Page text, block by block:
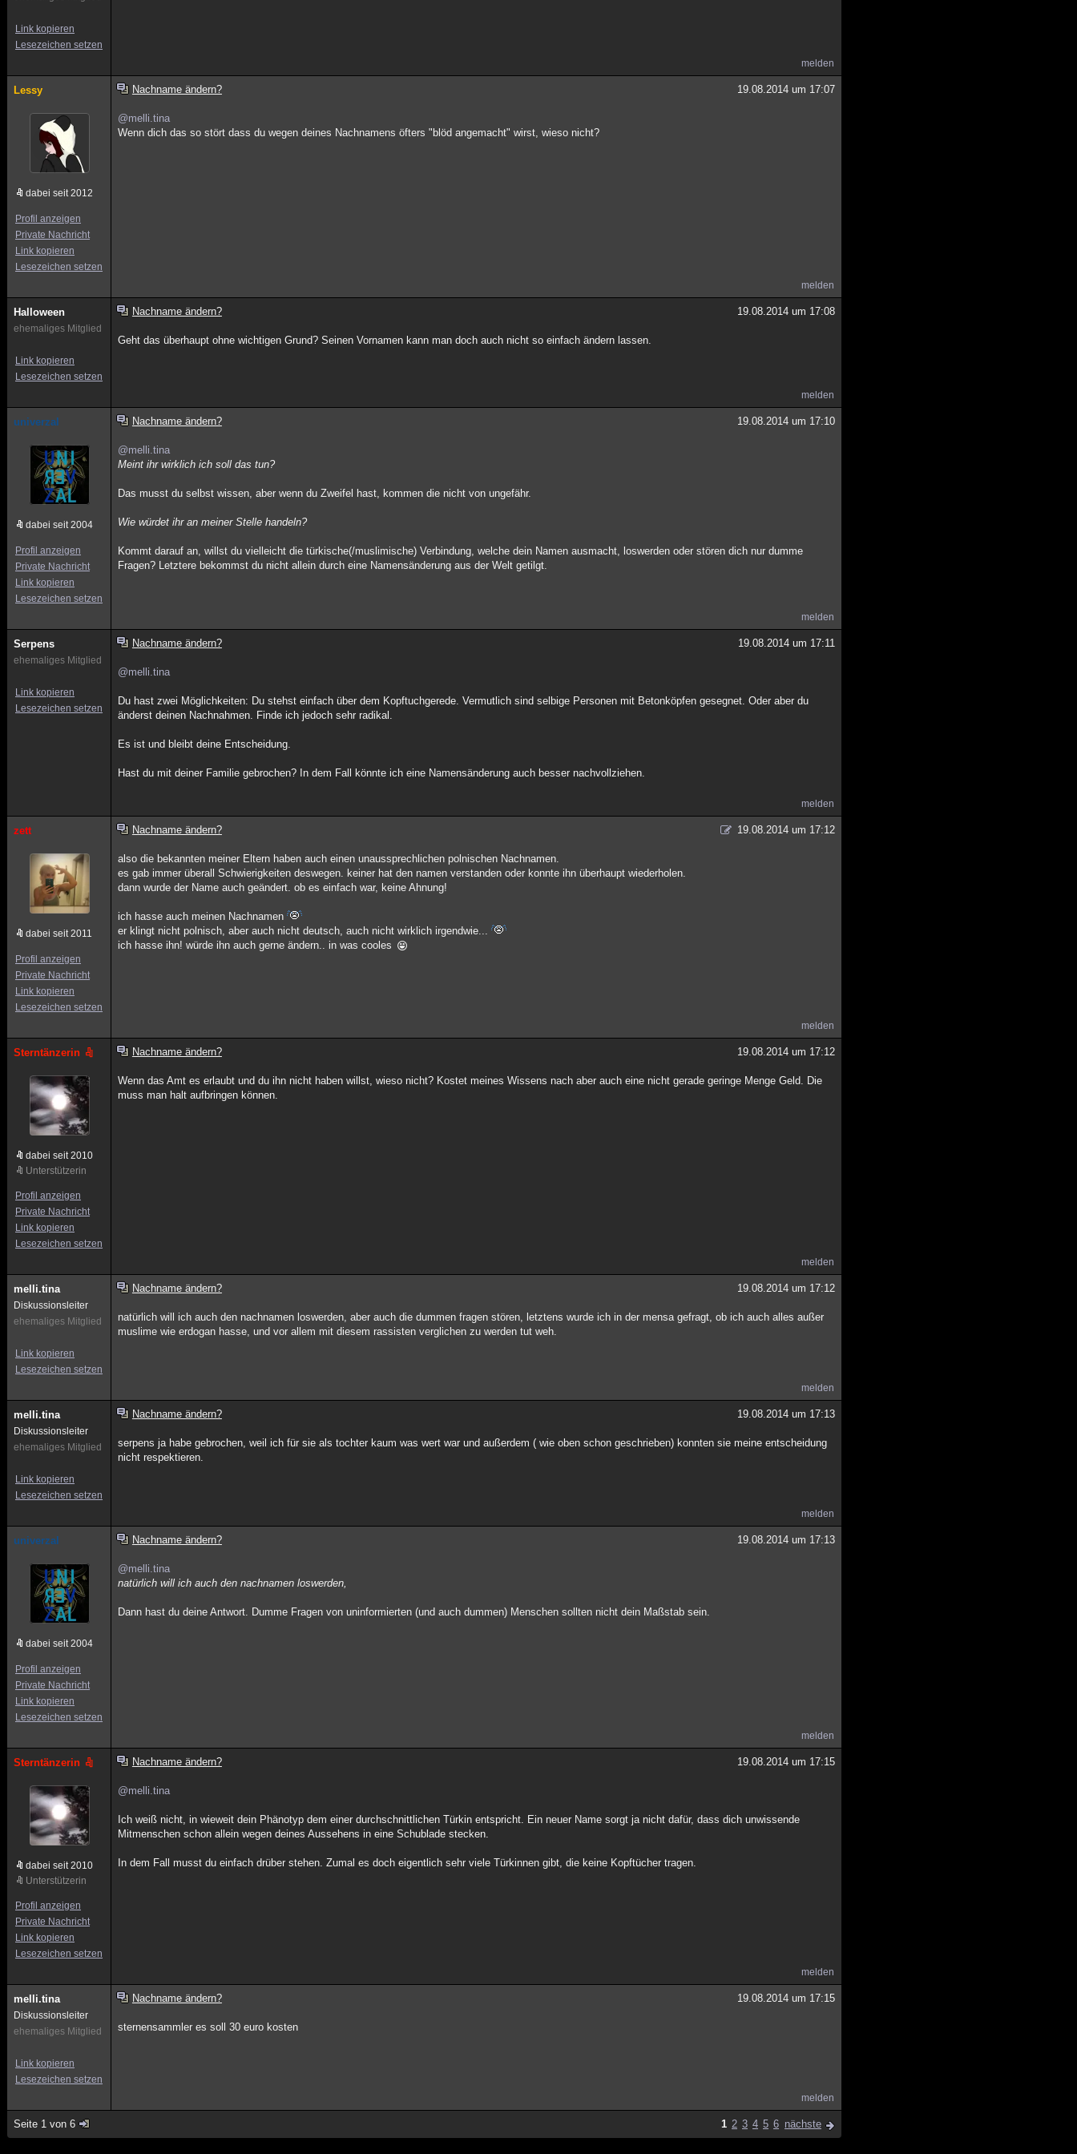
Link kopieren
Lesezeichen setzen
melden
Lessy
dabei seit 2012
Profil anzeigen
Private Nachricht
Link kopieren
Lesezeichen setzen
Nachname ändern? 19.08.2014 um 17:07
@melli.tina
Wenn dich das so stört dass du wegen deines Nachnamens öfters "blöd angemacht" wirst, wieso nicht?
melden
Halloween
ehemaliges Mitglied
Link kopieren
Lesezeichen setzen
Nachname ändern? 19.08.2014 um 17:08
Geht das überhaupt ohne wichtigen Grund? Seinen Vornamen kann man doch auch nicht so einfach ändern lassen.
melden
univerzal
dabei seit 2004
Profil anzeigen
Private Nachricht
Link kopieren
Lesezeichen setzen
Nachname ändern? 19.08.2014 um 17:10
@melli.tina
Meint ihr wirklich ich soll das tun?
Das musst du selbst wissen, aber wenn du Zweifel hast, kommen die nicht von ungefähr.
Wie würdet ihr an meiner Stelle handeln?
Kommt darauf an, willst du vielleicht die türkische(/muslimische) Verbindung, welche dein Namen ausmacht, loswerden oder stören dich nur dumme
Fragen? Letztere bekommst du nicht allein durch eine Namensänderung aus der Welt getilgt.
melden
Serpens
ehemaliges Mitglied
Link kopieren
Lesezeichen setzen
Nachname ändern? 19.08.2014 um 17:11
@melli.tina
Du hast zwei Möglichkeiten: Du stehst einfach über dem Kopftuchgerede. Vermutlich sind selbige Personen mit Betonköpfen gesegnet. Oder aber du
änderst deinen Nachnahmen. Finde ich jedoch sehr radikal.
Es ist und bleibt deine Entscheidung.
Hast du mit deiner Familie gebrochen? In dem Fall könnte ich eine Namensänderung auch besser nachvollziehen.
melden
zett
dabei seit 2011
Profil anzeigen
Private Nachricht
Link kopieren
Lesezeichen setzen
Nachname ändern? 19.08.2014 um 17:12
also die bekannten meiner Eltern haben auch einen unaussprechlichen polnischen Nachnamen.
es gab immer überall Schwierigkeiten deswegen. keiner hat den namen verstanden oder konnte ihn überhaupt wiederholen.
dann wurde der Name auch geändert. ob es einfach war, keine Ahnung!
ich hasse auch meinen Nachnamen
er klingt nicht polnisch, aber auch nicht deutsch, auch nicht wirklich irgendwie...
ich hasse ihn! würde ihn auch gerne ändern.. in was cooles
melden
Sterntänzerin
dabei seit 2010
Unterstützerin
Profil anzeigen
Private Nachricht
Link kopieren
Lesezeichen setzen
Nachname ändern? 19.08.2014 um 17:12
Wenn das Amt es erlaubt und du ihn nicht haben willst, wieso nicht? Kostet meines Wissens nach aber auch eine nicht gerade geringe Menge Geld. Die
muss man halt aufbringen können.
melden
melli.tina
Diskussionsleiter
ehemaliges Mitglied
Link kopieren
Lesezeichen setzen
Nachname ändern? 19.08.2014 um 17:12
natürlich will ich auch den nachnamen loswerden, aber auch die dummen fragen stören, letztens wurde ich in der mensa gefragt, ob ich auch alles außer
muslime wie erdogan hasse, und vor allem mit diesem rassisten verglichen zu werden tut weh.
melden
melli.tina
Diskussionsleiter
ehemaliges Mitglied
Link kopieren
Lesezeichen setzen
Nachname ändern? 19.08.2014 um 17:13
serpens ja habe gebrochen, weil ich für sie als tochter kaum was wert war und außerdem ( wie oben schon geschrieben) konnten sie meine entscheidung
nicht respektieren.
melden
univerzal
dabei seit 2004
Profil anzeigen
Private Nachricht
Link kopieren
Lesezeichen setzen
Nachname ändern? 19.08.2014 um 17:13
@melli.tina
natürlich will ich auch den nachnamen loswerden,
Dann hast du deine Antwort. Dumme Fragen von uninformierten (und auch dummen) Menschen sollten nicht dein Maßstab sein.
melden
Sterntänzerin
dabei seit 2010
Unterstützerin
Profil anzeigen
Private Nachricht
Link kopieren
Lesezeichen setzen
Nachname ändern? 19.08.2014 um 17:15
@melli.tina
Ich weiß nicht, in wieweit dein Phänotyp dem einer durchschnittlichen Türkin entspricht. Ein neuer Name sorgt ja nicht dafür, dass dich unwissende
Mitmenschen schon allein wegen deines Aussehens in eine Schublade stecken.
In dem Fall musst du einfach drüber stehen. Zumal es doch eigentlich sehr viele Türkinnen gibt, die keine Kopftücher tragen.
melden
melli.tina
Diskussionsleiter
ehemaliges Mitglied
Link kopieren
Lesezeichen setzen
Nachname ändern? 19.08.2014 um 17:15
sternensammler es soll 30 euro kosten
melden
Seite 1 von 6 1 2 3 4 5 6 nächste